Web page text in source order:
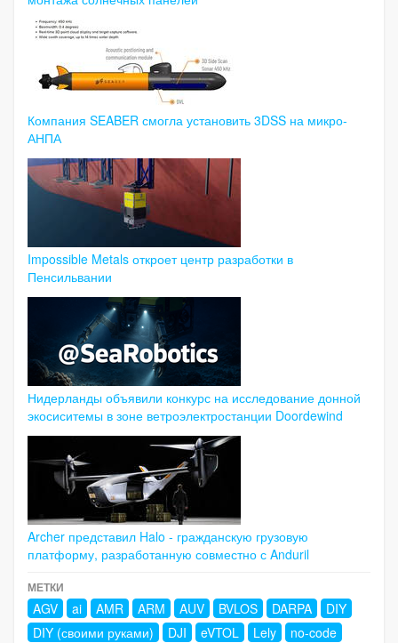
Компания SEABER смогла установить 3DSS на микро-
АНПА
Impossible Metals откроет центр разработки в
Пенсильвании
Нидерланды объявили конкурс на исследование донной
экосиситемы в зоне ветроэлектростанции Doordewind
Archer представил Halo - гражданскую грузовую
платформу, разработанную совместно с Anduril
МЕТКИ
AGV ai AMR ARM AUV BVLOS DARPA
DIY
DIY (своими руками)
DJI eVTOL Lely
no-code